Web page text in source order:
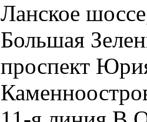
Ланское
Большая
проспект